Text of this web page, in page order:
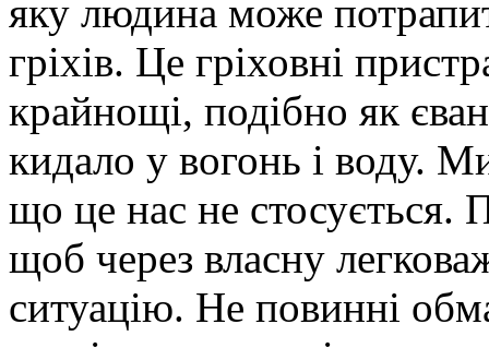
яку людина може
гріхів. Це гріховні
крайнощі, подібно як
кидало у вогонь і воду.
що це нас не
щоб через власну
ситуацію. Не повинні